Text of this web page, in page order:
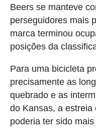
Beers se manteve
perseguidores mais
marca terminou
posições da
Para uma bicicleta
precisamente as
quebrado e as
do Kansas, a estreia
poderia ter sido